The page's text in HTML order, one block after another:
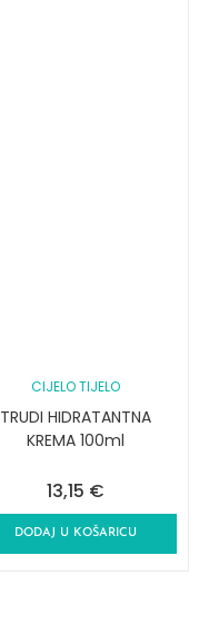
CIJELO TIJELO
TRUDI HIDRATANTNA
KREMA 100ml
13,15 €
DODAJ U KOŠARICU